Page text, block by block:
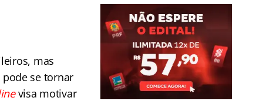
mas
se tornar
visa motivar